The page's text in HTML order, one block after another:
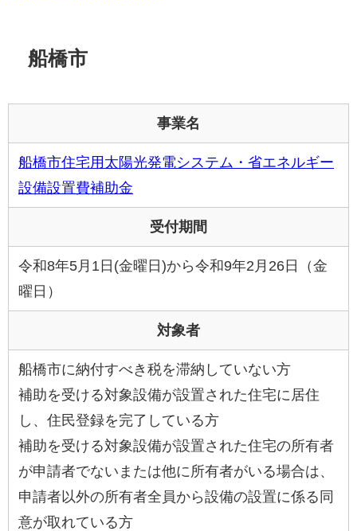
船橋市
事業名
船橋市住宅用太陽光発電システム・省エネルギー
設備設置費補助金
受付期間
令和8年5月1日(金曜日)から令和9年2月26日（金
曜日）
対象者
船橋市に納付すべき税を滞納していない方
補助を受ける対象設備が設置された住宅に居住
し、住民登録を完了している方
補助を受ける対象設備が設置された住宅の所有者
が申請者でないまたは他に所有者がいる場合は、
申請者以外の所有者全員から設備の設置に係る同
意が取れている方